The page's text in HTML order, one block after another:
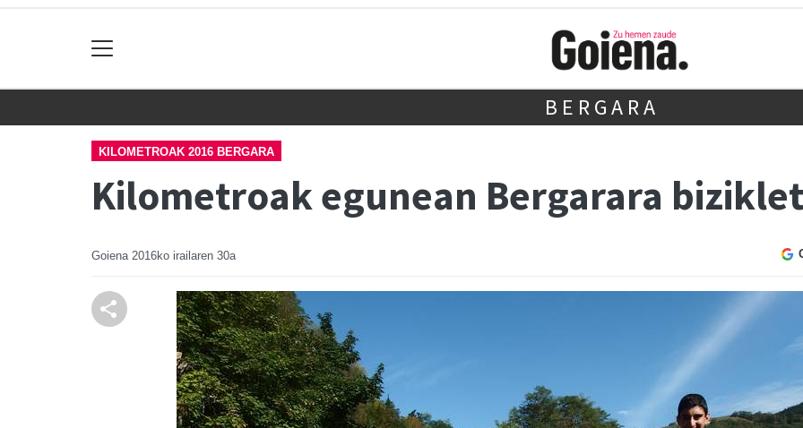
BERGARA
KILOMETROAK 2016 BERGARA
Kilometroak egunean Bergarara
Goiena 2016ko irailaren 30a